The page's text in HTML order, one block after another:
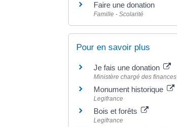
Faire une donation
Famille - Scolarité
Pour en savoir plus
Je fais une donation
Ministère chargé des finances
Monument historique
Legifrance
Bois et forêts
Legifrance